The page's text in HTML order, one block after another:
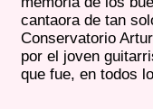
cantaora de tan
Conservatorio
por el joven
que fue, en todos